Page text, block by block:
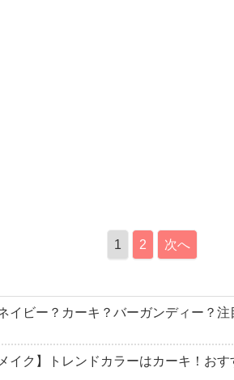
1 2 次へ
イビー？カーキ？バーガンディー？
イク】トレンドカラーはカーキ！お